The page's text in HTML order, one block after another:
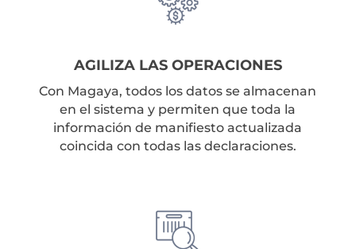
AGILIZA LAS OPERACIONES
Con Magaya, todos los datos se almacenan
en el sistema y permiten que toda la
información de manifiesto actualizada
coincida con todas las declaraciones.